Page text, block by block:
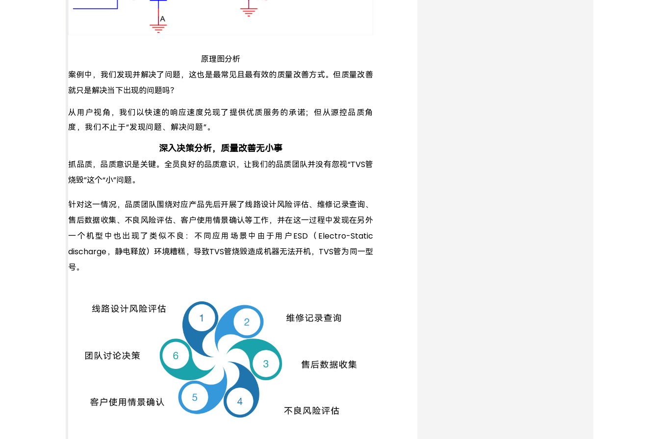
原理图分析
案例中，我们发现并解决了问题，这也是最常见且最有效的质量改善方式。但质量改善
就只是解决当下出现的问题吗？
从用户视角，我们以快速的响应速度兑现了提供优质服务的承诺；但从源控品质角
度，我们不止于“发现问题、解决问题”。
深入决策分析，质量改善无小事
抓品质，品质意识是关键。全员良好的品质意识，让我们的品质团队并没有忽视“TVS管
烧毁”这个“小”问题。
针对这一情况，品质团队围绕对应产品先后开展了线路设计风险评估、维修记录查询、
售后数据收集、不良风险评估、客户使用情景确认等工作，并在这一过程中发现在另外
一个机型中也出现了类似不良：不同应用场景中由于用户ESD（Electro-Static
discharge，静电释放）环境糟糕，导致TVS管烧毁造成机器无法开机，TVS管为同一型
号。